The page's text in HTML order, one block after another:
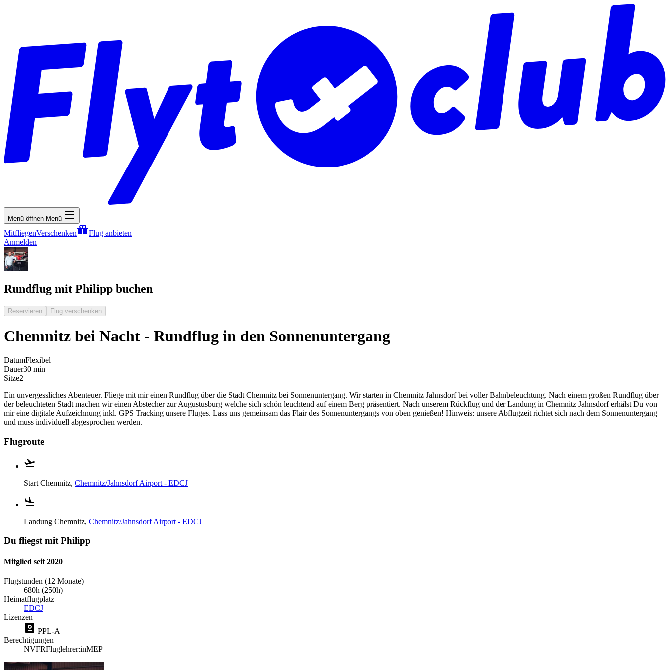
Menü öffnen Menü
MitfliegenVerschenken
Flug anbieten
Anmelden
Rundflug mit Philipp buchen
Reservieren Flug verschenken
Chemnitz bei Nacht - Rundflug in den Sonnenuntergang
DatumFlexibel
Dauer30 min
Sitze2
Ein unvergessliches Abenteuer. Fliege mit mir einen Rundflug über die Stadt Chemnitz bei Sonnenuntergang. Wir starten in Chemnitz Jahnsdorf bei voller Bahnbeleuchtung. Nach einem großen Rundflug über
der beleuchteten Stadt machen wir einen Abstecher zur Augustusburg welche sich schön leuchtend auf einem Berg präsentiert. Nach unserem Rückflug und der Landung in Chemnitz Jahnsdorf erhälst Du von
mir eine digitale Aufzeichnung inkl. GPS Tracking unsere Fluges. Lass uns gemeinsam das Flair des Sonnenuntergangs von oben genießen! Hinweis: unsere Abflugzeit richtet sich nach dem Sonnenuntergang
und muss individuell abgesprochen werden.
Flugroute
Start Chemnitz, Chemnitz/Jahnsdorf Airport - EDCJ
Landung Chemnitz, Chemnitz/Jahnsdorf Airport - EDCJ
Du fliegst mit Philipp
Mitglied seit 2020
Flugstunden (12 Monate)
680h (250h)
Heimatflugplatz
EDCJ
Lizenzen
PPL-A
Berechtigungen
NVFRFluglehrer:inMEP